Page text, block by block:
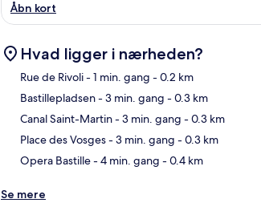
Åbn kort
Hvad ligger i nærheden?
Rue de Rivoli- 1 min. gang - 0.2 km
Bastillepladsen- 3 min. gang - 0.3 km
Canal Saint-Martin- 3 min. gang - 0.3 km
Place des Vosges- 3 min. gang - 0.3 km
Opera Bastille- 4 min. gang - 0.4 km
Se mere